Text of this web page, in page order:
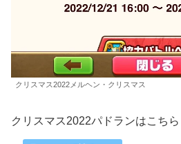
クリスマス2022メルヘン・クリスマス
クリスマス2022パドランはこちら